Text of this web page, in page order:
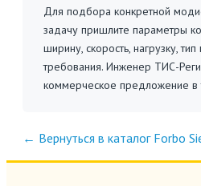
Для подбора конкретной
задачу пришлите параметры
ширину, скорость, нагрузку,
требования. Инженер ТИС-
коммерческое предложение в
← Вернуться в каталог Forbo